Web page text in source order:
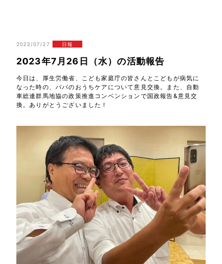
2023/07/27 日報
2023年7月26日（水）の活動報告
今日は、厚生労働省、こども家庭庁の皆さんとこどもが病気に
なった時の、パパのおうちケアについて意見交換。また、自動
車総連群馬地協の政策推進コンベンションで国政報告&意見交
換。ありがとうございました！